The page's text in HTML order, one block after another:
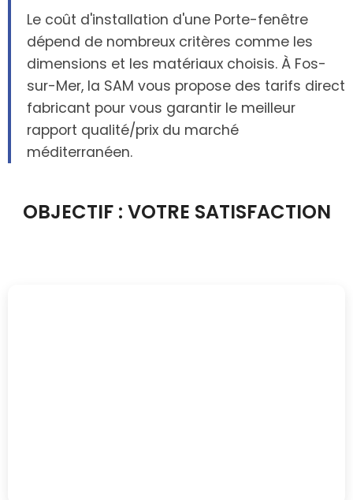
Le coût d'installation d'une Porte-fenêtre
dépend de nombreux critères comme les
dimensions et les matériaux choisis. À Fos-
sur-Mer, la SAM vous propose des tarifs direct
fabricant pour vous garantir le meilleur
rapport qualité/prix du marché
méditerranéen.
OBJECTIF : VOTRE SATISFACTION